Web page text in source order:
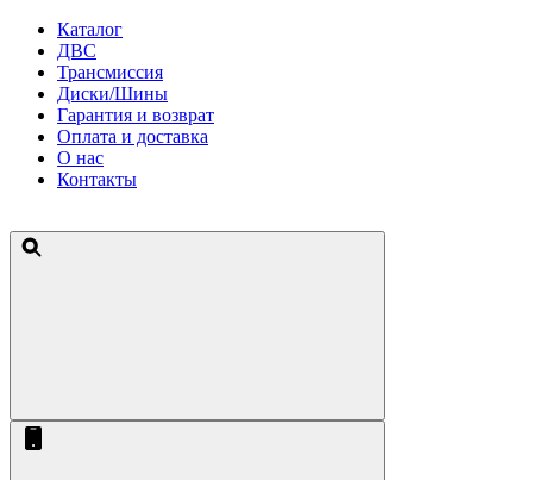
Каталог
ДВС
Трансмиссия
Диски/Шины
Гарантия и возврат
Оплата и доставка
О нас
Контакты